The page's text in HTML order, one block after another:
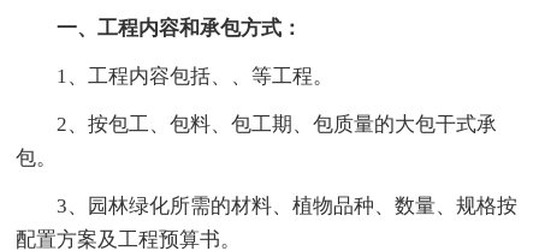
一、工程内容和承包方式：
1、工程内容包括、、等工程。
2、按包工、包料、包工期、包质量的大包干式承
包。
3、园林绿化所需的材料、植物品种、数量、规格按
配置方案及工程预算书。